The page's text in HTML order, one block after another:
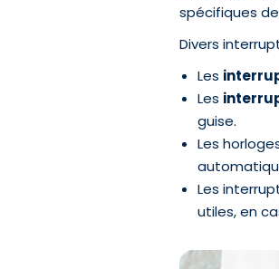
spécifiques
Divers
Les
Les
guise.
Les
Les
utiles, en